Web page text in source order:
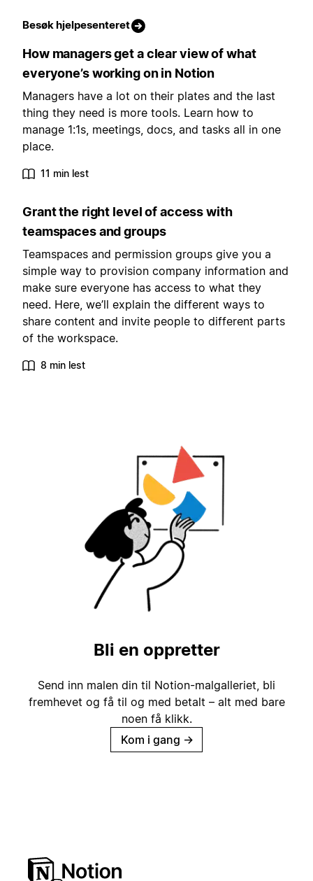
Besøk hjelpesenteret
How managers get a clear view of what
everyone’s working on in Notion
Managers have a lot on their plates and the last
thing they need is more tools. Learn how to
manage 1:1s, meetings, docs, and tasks all in one
place.
11 min lest
Grant the right level of access with
teamspaces and groups
Teamspaces and permission groups give you a
simple way to provision company information and
make sure everyone has access to what they
need. Here, we’ll explain the different ways to
share content and invite people to different parts
of the workspace.
8 min lest
Bli en oppretter
Send inn malen din til Notion-malgalleriet, bli
fremhevet og få til og med betalt – alt med bare
noen få klikk.
Kom i gang →